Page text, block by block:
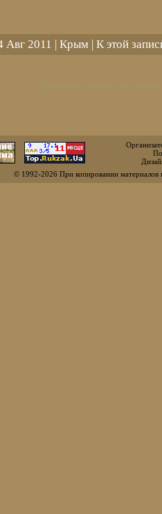
Авг 2011 | Крым| К этой
© 1992-2026 При копировании материалов